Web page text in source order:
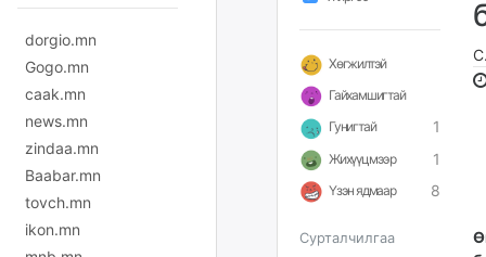
dorgio.mn
Gogo.mn
caak.mn
news.mn
zindaa.mn
Baabar.mn
tovch.mn
ikon.mn
Хөгжилтэй
Гайхамшигтай
Гунигтай
1
Жихүүцмээр 1
Үзэн ядмаар 8
Сурталчилгаа